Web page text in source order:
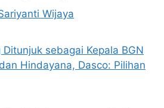
Wijaya